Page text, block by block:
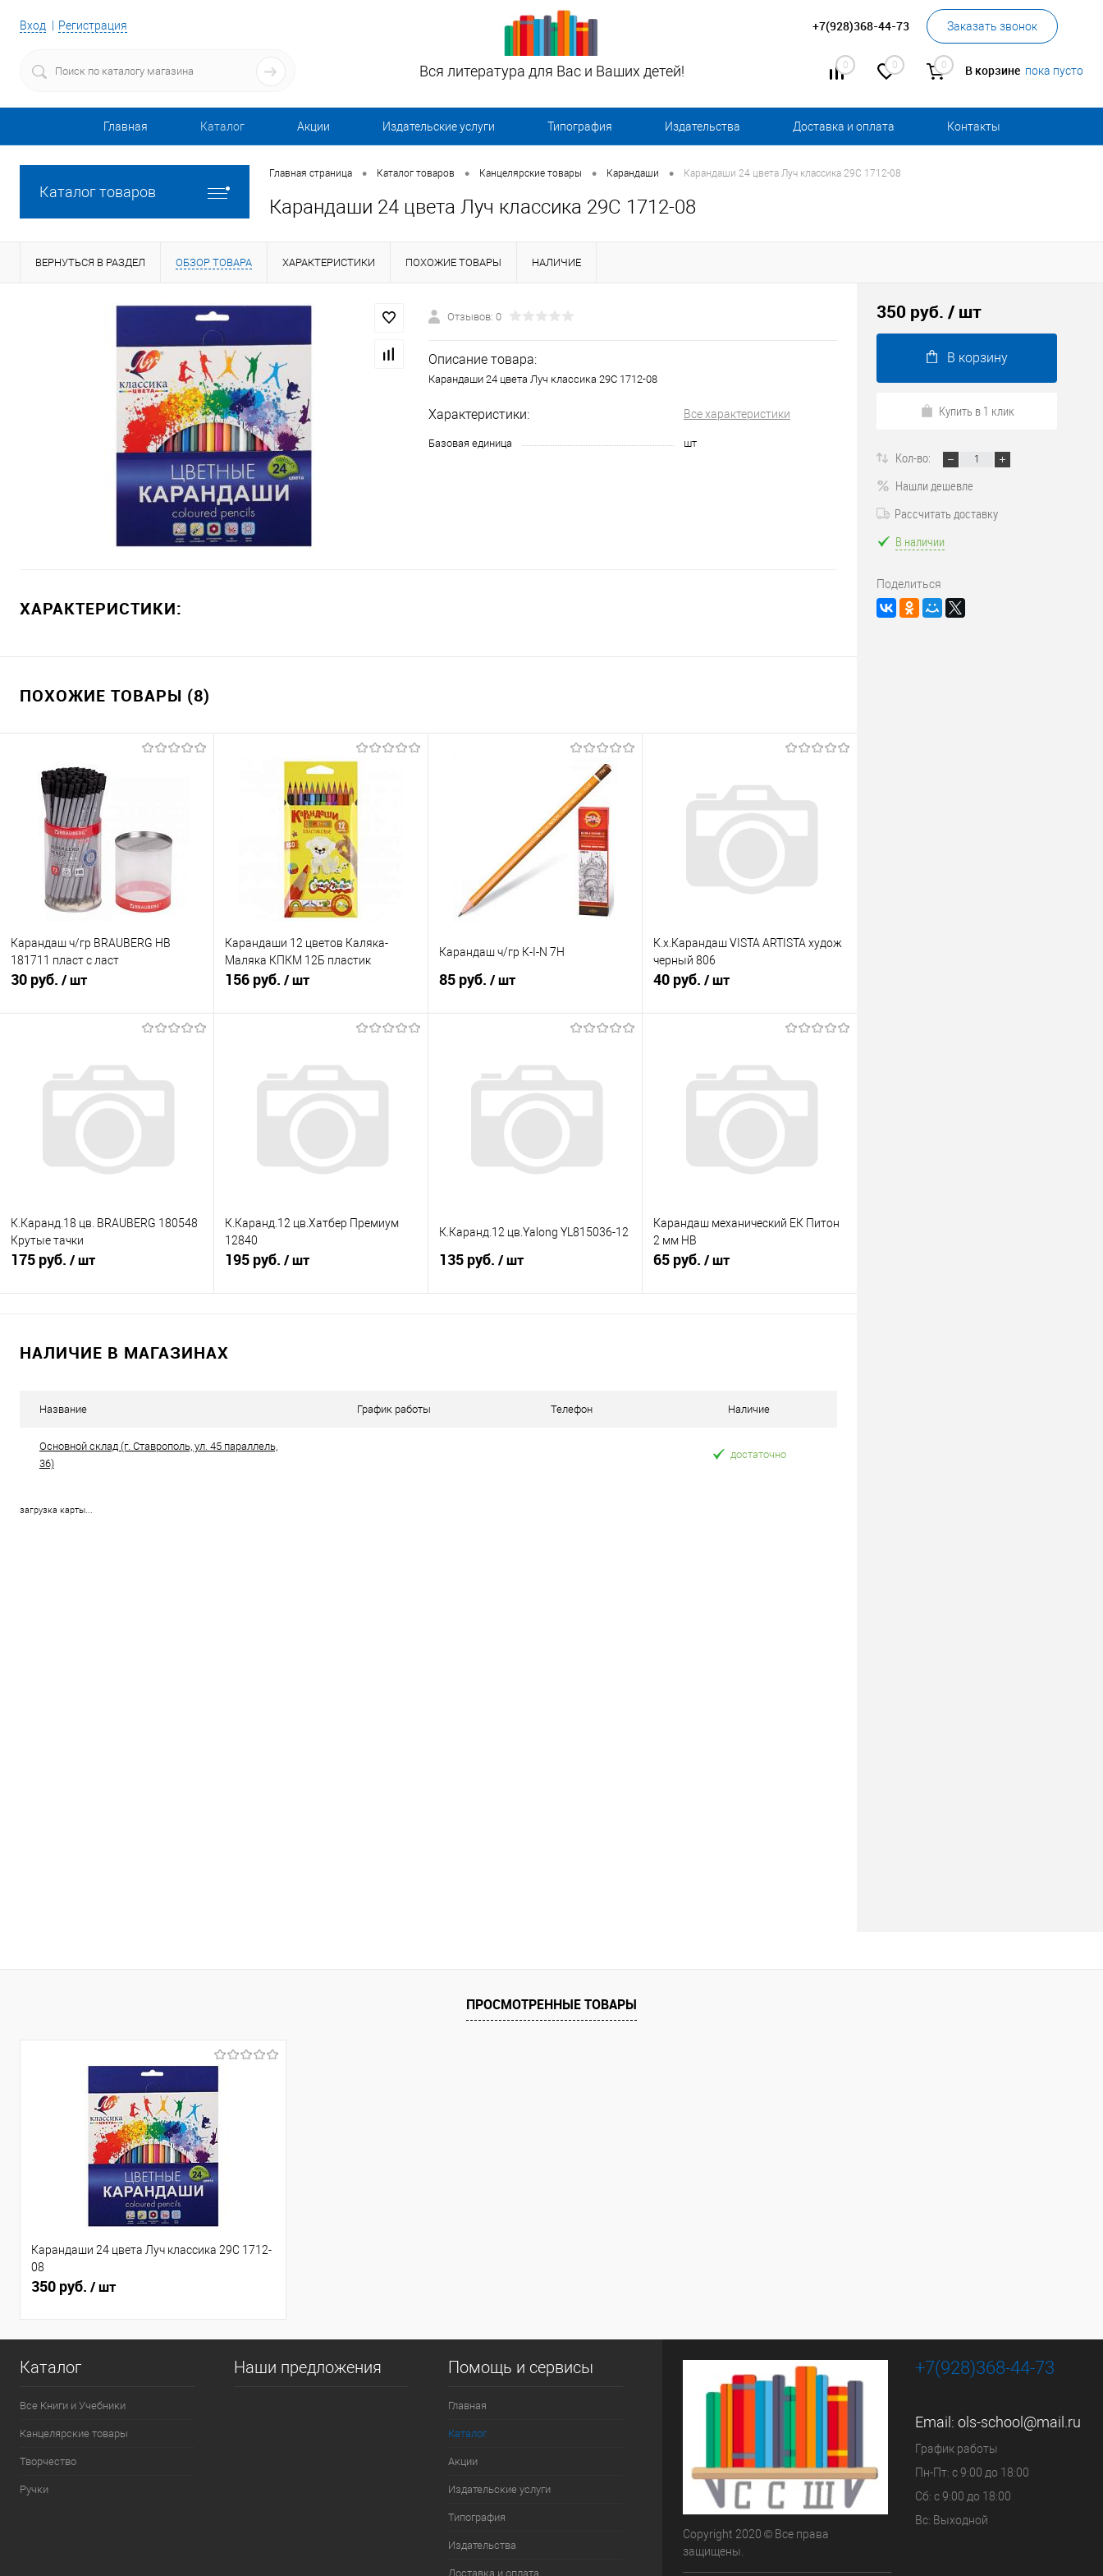
Вход Регистрация +7(928)368-44-73 Заказать звонок
0 0 0 В корзине пока пусто
Вся литература для Вас и Ваших детей!
Главная Каталог Акции Издательские услуги Типография Издательства Доставка и оплата Контакты
Каталог товаров
Главная страница • Каталог товаров • Канцелярские товары • Карандаши • Карандаши 24 цвета Луч классика 29С 1712-08
Карандаши 24 цвета Луч классика 29С 1712-08
ВЕРНУТЬСЯ В РАЗДЕЛ ОБЗОР ТОВАРА ХАРАКТЕРИСТИКИ ПОХОЖИЕ ТОВАРЫ НАЛИЧИЕ
Отзывов: 0
Описание товара:
Карандаши 24 цвета Луч классика 29С 1712-08
Характеристики: Все характеристики
Базовая единица шт
ХАРАКТЕРИСТИКИ:
ПОХОЖИЕ ТОВАРЫ (8)
Карандаш ч/гр BRAUBERG НВ
181711 пласт с ласт
30 руб. / шт
Купить в 1 клик
К сравнению
В избранное
Недоступно
Карандаши 12 цветов Каляка-
Маляка КПКМ 12Б пластик
156 руб. / шт
Купить в 1 клик
К сравнению
В избранное
В наличии
Карандаш ч/гр К-I-N 7Н
85 руб. / шт
Купить в 1 клик
К сравнению
В избранное
В наличии
К.х.Карандаш VISTA ARTISTA худож
черный 806
40 руб. / шт
Купить в 1 клик
К сравнению
В избранное
В наличии
К.Каранд.18 цв. BRAUBERG 180548
Крутые тачки
175 руб. / шт
Купить в 1 клик
К сравнению
К.Каранд.12 цв.Хатбер Премиум
12840
195 руб. / шт
К.Каранд.12 цв.Yalong YL815036-12
135 руб. / шт
Карандаш механический ЕК Питон
2 мм НВ
65 руб. / шт
НАЛИЧИЕ В МАГАЗИНАХ
Название График работы Телефон Наличие
Основной склад (г. Ставрополь, ул. 45 параллель,
36)
достаточно
загрузка карты...
350 руб. / шт
В корзину
Купить в 1 клик
Кол-во:
Нашли дешевле
Рассчитать доставку
В наличии
Поделиться
ПРОСМОТРЕННЫЕ ТОВАРЫ
Карандаши 24 цвета Луч классика 29С 1712-
08
350 руб. / шт
Каталог
Все Книги и Учебники
Канцелярские товары
Творчество
Ручки
Наши предложения Помощь и сервисы
Главная
Каталог
Акции
Издательские услуги
Типография
Издательства
Доставка и оплата
Copyright 2020 © Все права
защищены.
+7(928)368-44-73
Email: ols-school@mail.ru
График работы
Пн-Пт: с 9:00 до 18:00
Сб: с 9:00 до 18:00
Вс: Выходной